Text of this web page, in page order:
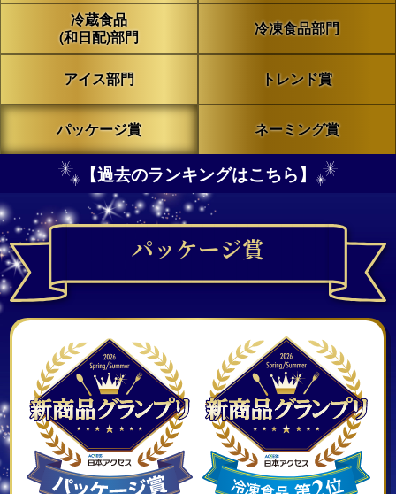
冷蔵食品
(和日配)部門
冷凍食品部門
アイス部門 トレンド賞
パッケージ賞 ネーミング賞
【過去のランキングはこちら】
パッケージ賞